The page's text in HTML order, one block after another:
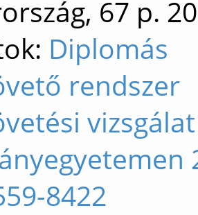
67 p.
Diplomás
rendszer
8422